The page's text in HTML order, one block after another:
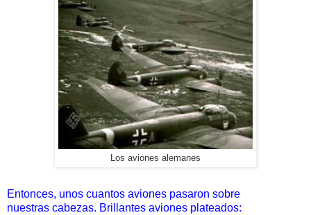
Los aviones alemanes
Entonces, unos cuantos aviones pasaron sobre
nuestras cabezas. Brillantes aviones plateados: